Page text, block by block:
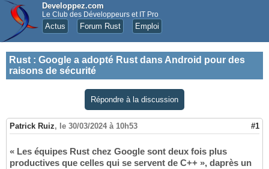
Developpez.com
Le Club des Développeurs et IT Pro
Actus Forum Rust Emploi
Rust : Google a adopté Rust dans Android pour des
raisons de sécurité
Répondre à la discussion
Patrick Ruiz, le 30/03/2024 à 10h53 #1
« Les équipes Rust chez Google sont deux fois plus
productives que celles qui se servent de C++ », daprès un